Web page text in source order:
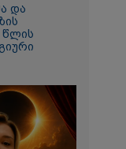
და
წლის